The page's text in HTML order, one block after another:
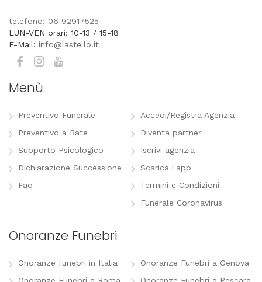
telefono: 06 92917525
LUN-VEN orari: 10-13 / 15-18
E-Mail: info@lastello.it
Menù
Preventivo Funerale
Preventivo a Rate
Supporto Psicologico
Dichiarazione Successione
Faq
Accedi/Registra Agenzia
Diventa partner
Iscrivi agenzia
Scarica l'app
Termini e Condizioni
Funerale Coronavirus
Onoranze Funebri
Onoranze funebri in Italia
Onoranze Funebri a Genova